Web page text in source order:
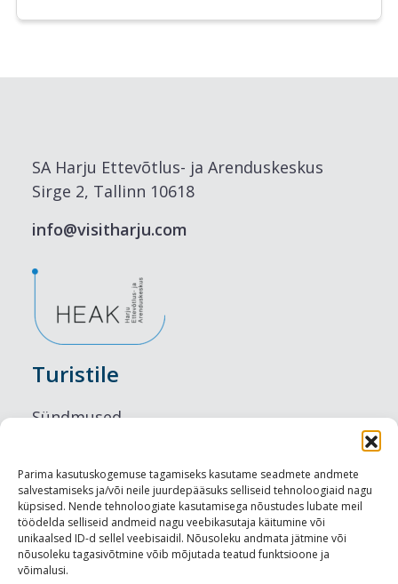
Parima kasutuskogemuse tagamiseks kasutame seadmete andmete
salvestamiseks ja/või neile juurdepääsuks selliseid tehnoloogiaid nagu
küpsised. Nende tehnoloogiate kasutamisega nõustudes lubate meil
töödelda selliseid andmeid nagu veebikasutaja käitumine või
unikaalsed ID-d sellel veebisaidil. Nõusoleku andmata jätmine või
nõusoleku tagasivõtmine võib mõjutada teatud funktsioone ja
võimalusi.
SA Harju Ettevõtlus- ja Arenduskeskus
Sirge 2, Tallinn 10618
info@visitharju.com
Turistile
Sündmused
Maitseelamused
Vaatamisväärsused